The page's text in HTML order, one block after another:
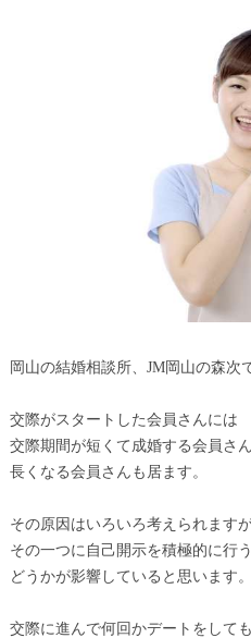
岡山の結婚相談所、JM岡山の森次
交際がスタートした会員さんには
交際期間が短くて成婚する会員さ
長くなる会員さんも居ます。
その原因はいろいろ考えられます
その一つに自己開示を積極的に行
どうかが影響していると思います。
交際に進んで何回かデートをしても